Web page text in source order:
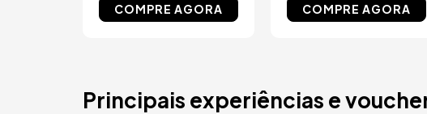
COMPRE AGORA COMPRE AGORA
Principais experiências e